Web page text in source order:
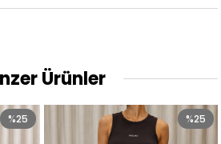
Ürünler
%25